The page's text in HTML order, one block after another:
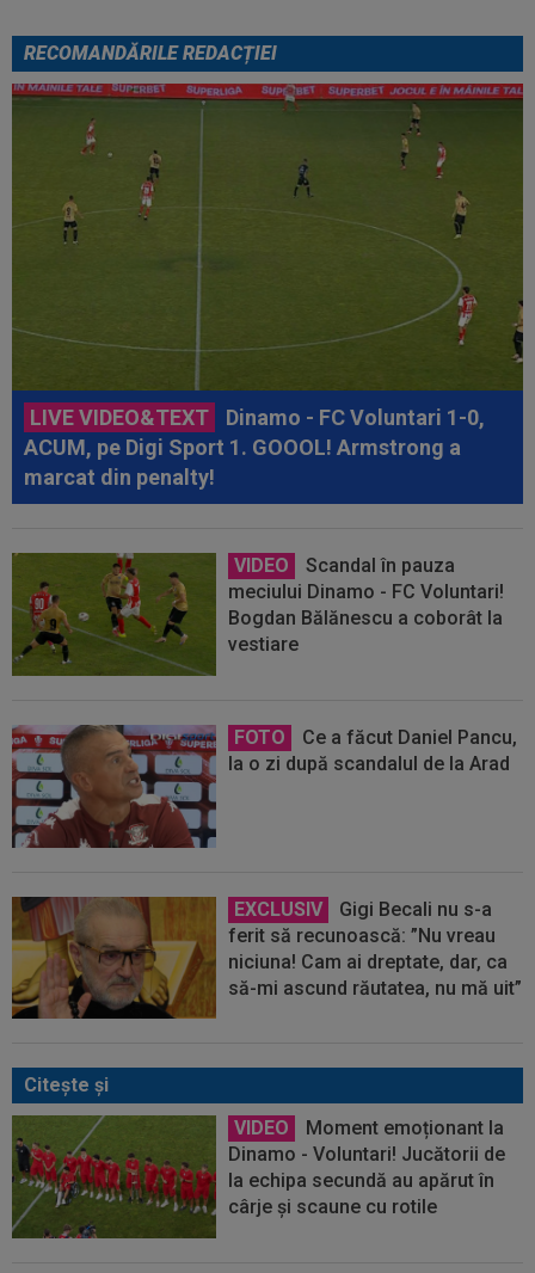
RECOMANDĂRILE REDACȚIEI
LIVE VIDEO&TEXT
Dinamo - FC Voluntari 1-0,
ACUM, pe Digi Sport 1. GOOOL! Armstrong a
marcat din penalty!
VIDEO
Scandal în pauza
meciului Dinamo - FC Voluntari!
Bogdan Bălănescu a coborât la
vestiare
FOTO
Ce a făcut Daniel Pancu,
la o zi după scandalul de la Arad
EXCLUSIV
Gigi Becali nu s-a
ferit să recunoască: ”Nu vreau
niciuna! Cam ai dreptate, dar, ca
să-mi ascund răutatea, nu mă uit”
Citeşte şi
VIDEO
Moment emoționant la
Dinamo - Voluntari! Jucătorii de
la echipa secundă au apărut în
cârje și scaune cu rotile